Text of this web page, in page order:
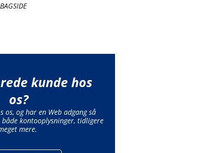
kunde hos
os?
os, og har en Web adgang så
kontooplysninger, tidligere
mere.